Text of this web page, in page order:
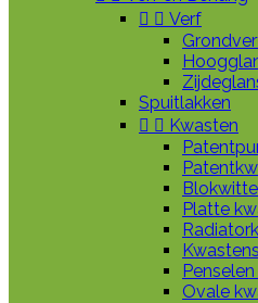
  Verf
Spuitlakken
  Kwasten
Platte
Ovale